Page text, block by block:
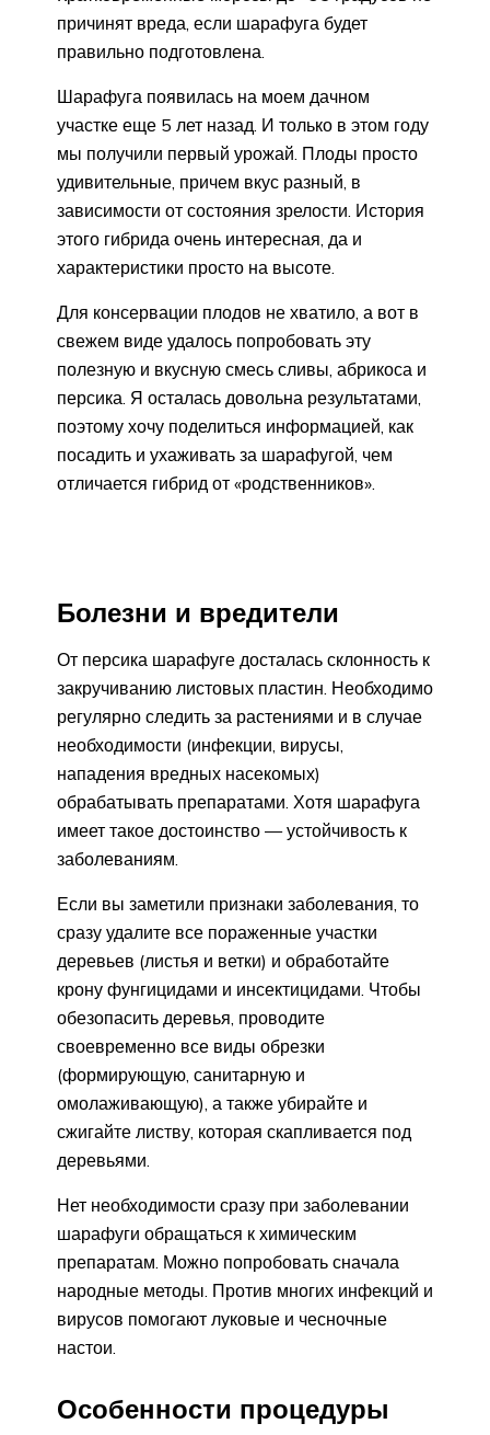
причинят вреда, если шарафуга будет
правильно подготовлена.
Шарафуга появилась на моем дачном
участке еще 5 лет назад. И только в этом году
мы получили первый урожай. Плоды просто
удивительные, причем вкус разный, в
зависимости от состояния зрелости. История
этого гибрида очень интересная, да и
характеристики просто на высоте.
Для консервации плодов не хватило, а вот в
свежем виде удалось попробовать эту
полезную и вкусную смесь сливы, абрикоса и
персика. Я осталась довольна результатами,
поэтому хочу поделиться информацией, как
посадить и ухаживать за шарафугой, чем
отличается гибрид от «родственников».
Болезни и вредители
От персика шарафуге досталась склонность к
закручиванию листовых пластин. Необходимо
регулярно следить за растениями и в случае
необходимости (инфекции, вирусы,
нападения вредных насекомых)
обрабатывать препаратами. Хотя шарафуга
имеет такое достоинство — устойчивость к
заболеваниям.
Если вы заметили признаки заболевания, то
сразу удалите все пораженные участки
деревьев (листья и ветки) и обработайте
крону фунгицидами и инсектицидами. Чтобы
обезопасить деревья, проводите
своевременно все виды обрезки
(формирующую, санитарную и
омолаживающую), а также убирайте и
сжигайте листву, которая скапливается под
деревьями.
Нет необходимости сразу при заболевании
шарафуги обращаться к химическим
препаратам. Можно попробовать сначала
народные методы. Против многих инфекций и
вирусов помогают луковые и чесночные
настои.
Особенности процедуры